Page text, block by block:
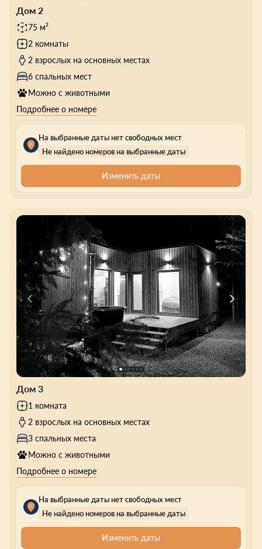
Дом 2
75 м²
2 комнаты
2 взрослых на основных местах
6 спальных мест
Можно с животными
Подробнее о номере
На выбранные даты нет свободных мест
Не найдено номеров на выбранные даты
Изменить даты
Дом 3
1 комната
2 взрослых на основных местах
3 спальных места
Можно с животными
Подробнее о номере
На выбранные даты нет свободных мест
Не найдено номеров на выбранные даты
Изменить даты